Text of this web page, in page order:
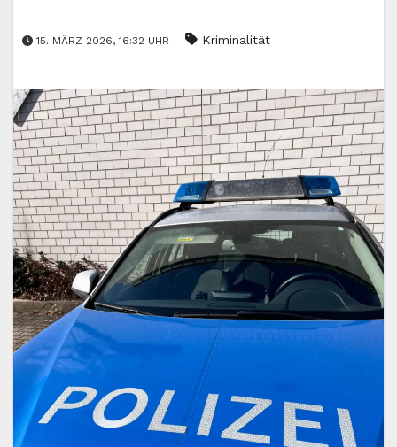
15. MÄRZ 2026, 16:32 UHR Kriminalität